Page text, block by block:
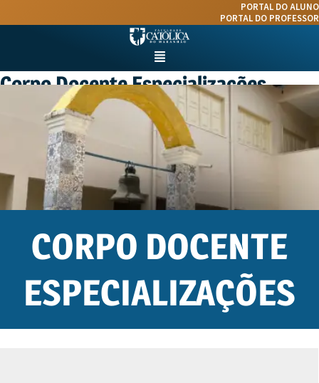
PORTAL DO ALUNO
PORTAL DO PROFESSOR
Menu
Corpo Docente Especializações
CORPO DOCENTE
ESPECIALIZAÇÕES